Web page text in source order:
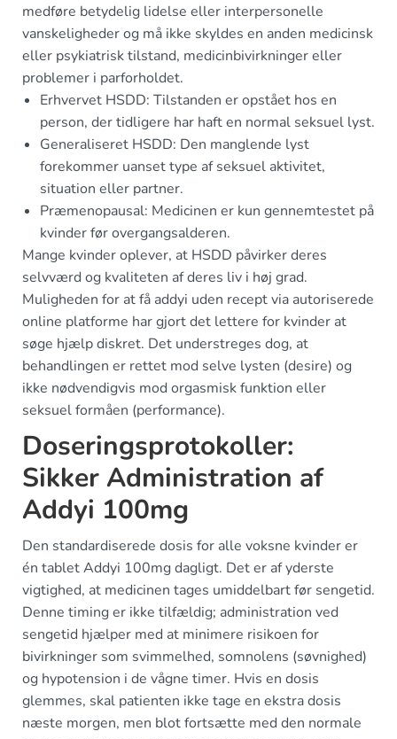
medføre betydelig lidelse eller interpersonelle
vanskeligheder og må ikke skyldes en anden medicinsk
eller psykiatrisk tilstand, medicinbivirkninger eller
problemer i parforholdet.
Erhvervet HSDD: Tilstanden er opstået hos en
person, der tidligere har haft en normal seksuel lyst.
Generaliseret HSDD: Den manglende lyst
forekommer uanset type af seksuel aktivitet,
situation eller partner.
Præmenopausal: Medicinen er kun gennemtestet på
kvinder før overgangsalderen.
Mange kvinder oplever, at HSDD påvirker deres
selvværd og kvaliteten af deres liv i høj grad.
Muligheden for at få addyi uden recept via autoriserede
online platforme har gjort det lettere for kvinder at
søge hjælp diskret. Det understreges dog, at
behandlingen er rettet mod selve lysten (desire) og
ikke nødvendigvis mod orgasmisk funktion eller
seksuel formåen (performance).
Doseringsprotokoller:
Sikker Administration af
Addyi 100mg
Den standardiserede dosis for alle voksne kvinder er
én tablet Addyi 100mg dagligt. Det er af yderste
vigtighed, at medicinen tages umiddelbart før sengetid.
Denne timing er ikke tilfældig; administration ved
sengetid hjælper med at minimere risikoen for
bivirkninger som svimmelhed, somnolens (søvnighed)
og hypotension i de vågne timer. Hvis en dosis
glemmes, skal patienten ikke tage en ekstra dosis
næste morgen, men blot fortsætte med den normale